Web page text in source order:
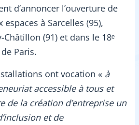
d’annoncer l’ouverture de
à Sarcelles (95),
Châtillon (91) et dans le 18ᵉ
Paris.
ont vocation « à
accessible à tous et
de la création d’entreprise un
et de